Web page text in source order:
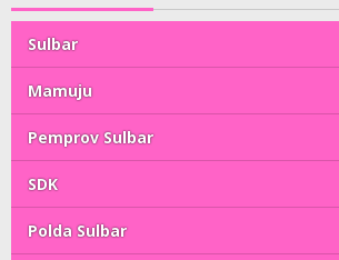
Sulbar
Mamuju
Pemprov Sulbar
SDK
Polda Sulbar